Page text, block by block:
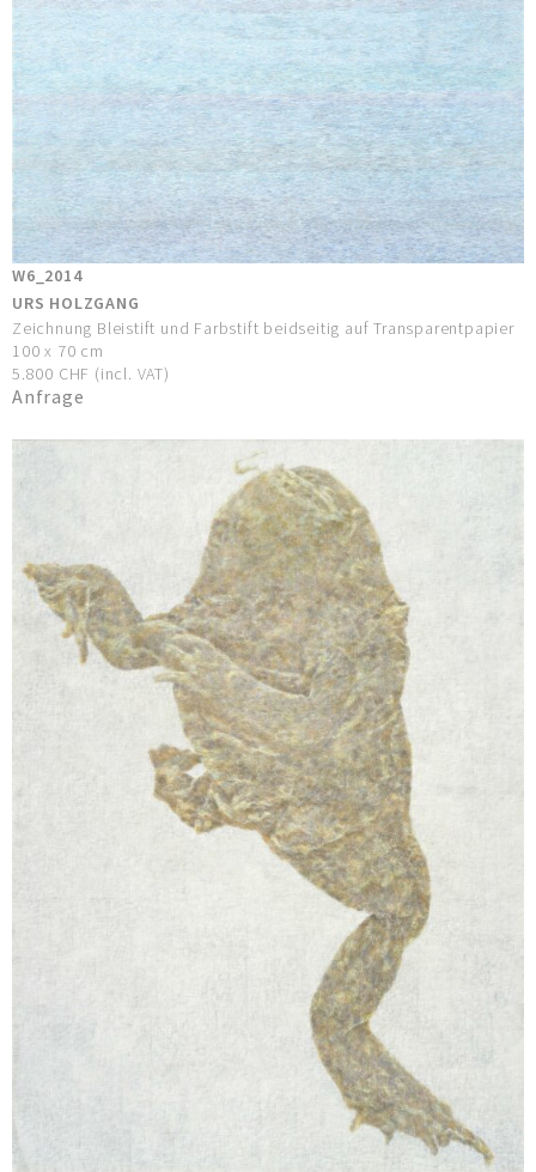
W6_2014
URS HOLZGANG
Zeichnung Bleistift und Farbstift beidseitig auf Transparentpapier
100 x 70 cm
5.800 CHF (incl. VAT)
Anfrage